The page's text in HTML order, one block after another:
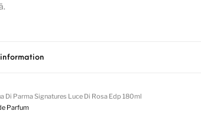
Di Parma Signatures Luce Di Rosa Edp 180ml
Parfum